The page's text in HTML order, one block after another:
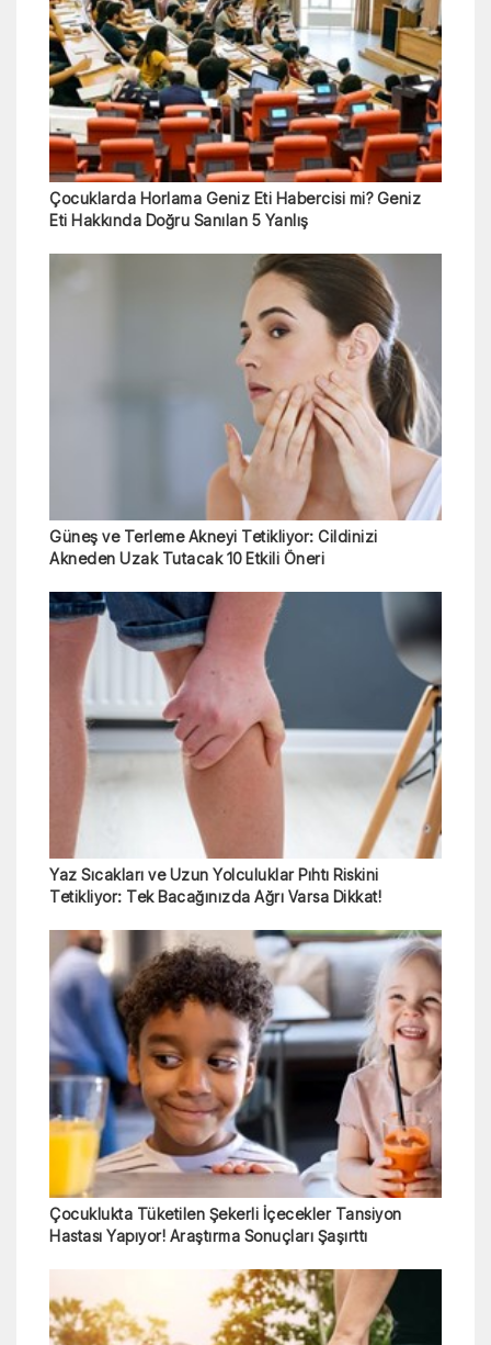
Çocuklarda Horlama Geniz Eti Habercisi mi? Geniz
Eti Hakkında Doğru Sanılan 5 Yanlış
Güneş ve Terleme Akneyi Tetikliyor: Cildinizi
Akneden Uzak Tutacak 10 Etkili Öneri
Yaz Sıcakları ve Uzun Yolculuklar Pıhtı Riskini
Tetikliyor: Tek Bacağınızda Ağrı Varsa Dikkat!
Çocuklukta Tüketilen Şekerli İçecekler Tansiyon
Hastası Yapıyor! Araştırma Sonuçları Şaşırttı